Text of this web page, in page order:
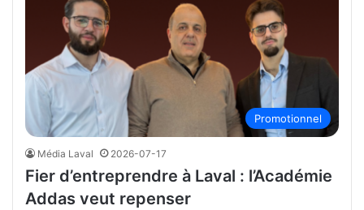
Promotionnel
Média Laval 2026-07-17
Fier d’entreprendre à Laval : l’Académie
Addas veut repenser